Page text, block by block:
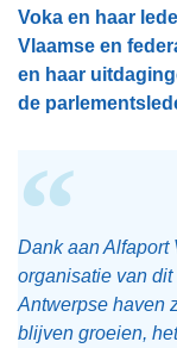
Voka en haar
Vlaamse en
en haar
de
Dank aan Alfaport
organisatie van
Antwerpse haven
blijven groeien,